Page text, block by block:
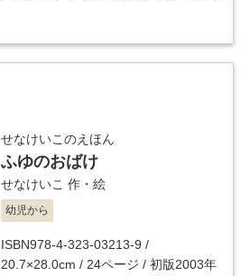
せなけいこのえほん
ふゆのおばけ
せなけいこ 作・絵
幼児から
ISBN978-4-323-03213-9 /
20.7×28.0cm / 24ページ / 初版2003年